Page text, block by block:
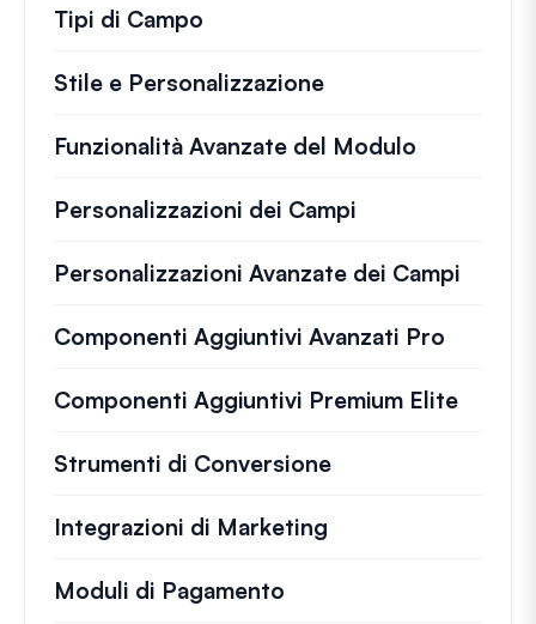
Tipi di Campo
Stile e Personalizzazione
Funzionalità Avanzate del Modulo
Personalizzazioni dei Campi
Personalizzazioni Avanzate dei Campi
Componenti Aggiuntivi Avanzati Pro
Componenti Aggiuntivi Premium Elite
Strumenti di Conversione
Integrazioni di Marketing
Moduli di Pagamento